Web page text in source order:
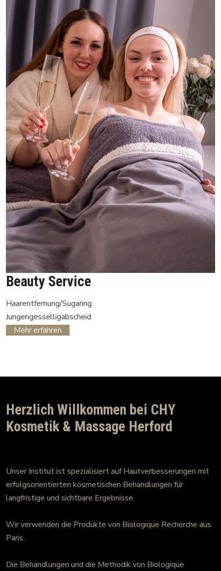
Beauty Service
Haarentfernung/Sugaring
Jungengesselligabscheid
Mehr erfahren
Herzlich Willkommen bei CHY
Kosmetik & Massage Herford
Unser Institut ist spezialisiert auf Hautverbesserungen mit
erfolgsorientierten kosmetischen Behandlungen für
langfristige und sichtbare Ergebnisse.
Wir verwenden die Produkte von Biologique Recherche aus
Paris.
Die Behandlungen und die Methodik von Biologique